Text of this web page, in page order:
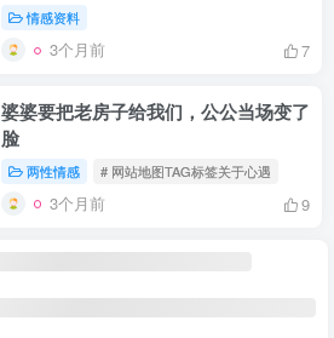
情感资料
3个月前 7
婆婆要把老房子给我们，公公当场变了
脸
两性情感 # 网站地图TAG标签关于心遇
3个月前 9